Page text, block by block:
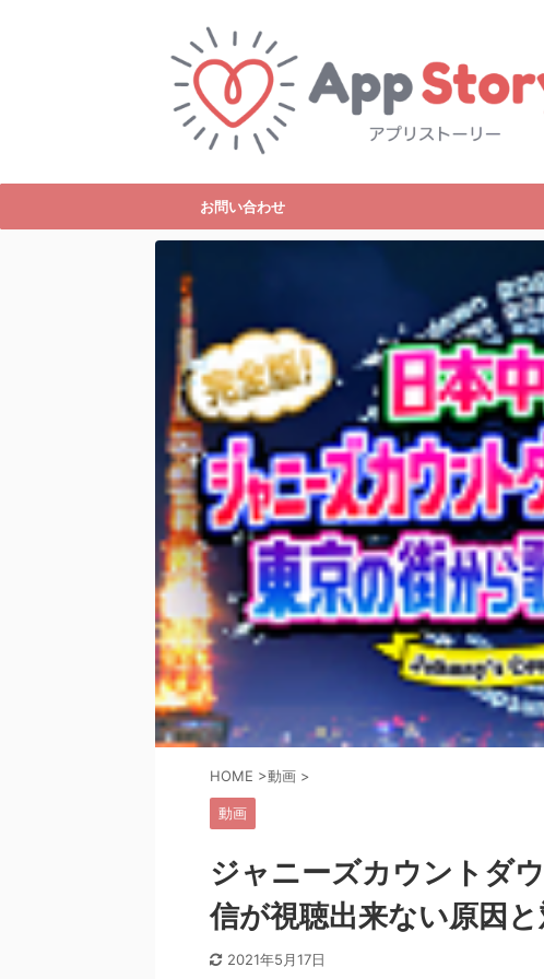
お問い合わせ
HOME >動画 >
動画
ジャニーズカウントダ
信が視聴出来ない原因
2021年5月17日